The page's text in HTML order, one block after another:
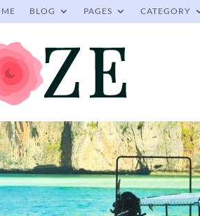
BLOG PAGES CATEGORY